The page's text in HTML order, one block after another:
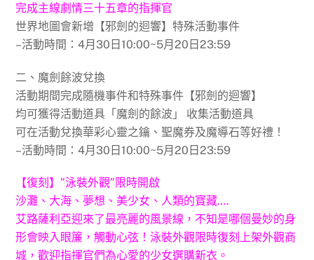
完成主線劇情三十五章的指揮官
世界地圖會新增【邪劍的迴響】特殊活動事件
–活動時間：4月30日10:00~5月20日23:59
二、魔劍餘波兌換
活動期間完成隨機事件和特殊事件【邪劍的迴響】
均可獲得活動道具「魔劍的餘波」 收集活動道具
可在活動兌換華彩心靈之鑰、聖魔券及魔導石等好禮！
–活動時間：4月30日10:00~5月20日23:59
【復刻】”泳裝外觀”限時開啟
沙灘、大海、夢想、美少女、人類的寶藏….
艾路薩利亞迎來了最亮麗的風景線，不知是哪個曼妙的身
形會映入眼簾，觸動心弦！泳裝外觀限時復刻上架外觀商
城，歡迎指揮官們為心愛的少女選購新衣。